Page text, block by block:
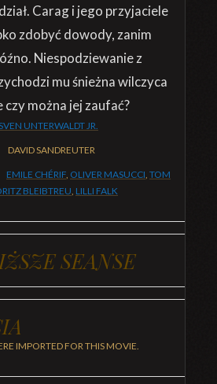
Carag i jego przyjaciele
zdobyć dowody, zanim
Niespodziewanie z
mu śnieżna wilczyca
czy można jej zaufać?
UNTERWALDT JR.
DAVID SANDREUTER
EMILE CHÉRIF, OLIVER MASUCCI, TOM
BLEIBTREU, LILLI FALK
SEANSE
IMPORTED FOR THIS MOVIE.